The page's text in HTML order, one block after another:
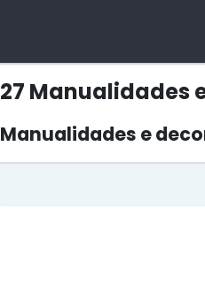
27 Manualidades
Manualidades e